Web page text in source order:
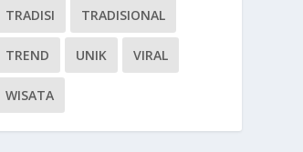
TRADISI TRADISIONAL
TREND UNIK VIRAL
WISATA